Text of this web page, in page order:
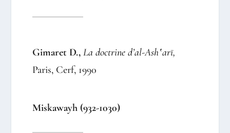
Gimaret D., La doctrine d’al-Ash‛arī,
Paris, Cerf, 1990
Miskawayh (932-1030)